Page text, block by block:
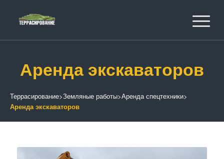
Аренда экскаваторов
Террасирование>Земляные работы>Аренда спецтехники>
Аренда экскаваторов